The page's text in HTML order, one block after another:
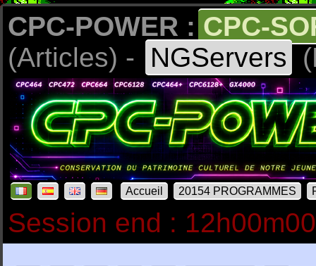
CPC-POWER : CPC-
(Articles) -
NGServers
Accueil 20154 PROGRAMMES
Session end :